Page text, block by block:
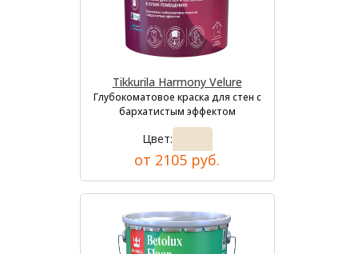
Tikkurila Harmony Velure
Глубокоматовое краска для стен с
бархатистым эффектом
Цвет:
от 2105 руб.